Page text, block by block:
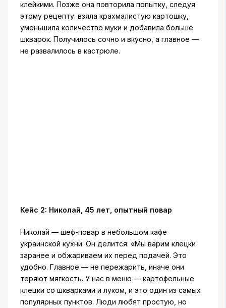
клейкими. Позже она повторила попытку, следуя
этому рецепту: взяла крахмалистую картошку,
уменьшила количество муки и добавила больше
шкварок. Получилось сочно и вкусно, а главное —
не развалилось в кастрюле.
Кейс 2: Николай, 45 лет, опытный повар
Николай — шеф-повар в небольшом кафе
украинской кухни. Он делится: «Мы варим клецки
заранее и обжариваем их перед подачей. Это
удобно. Главное — не пережарить, иначе они
теряют мягкость. У нас в меню — картофельные
клецки со шкварками и луком, и это один из самых
популярных пунктов. Люди любят простую, но